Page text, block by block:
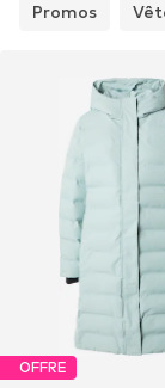
Promos
OFFRE